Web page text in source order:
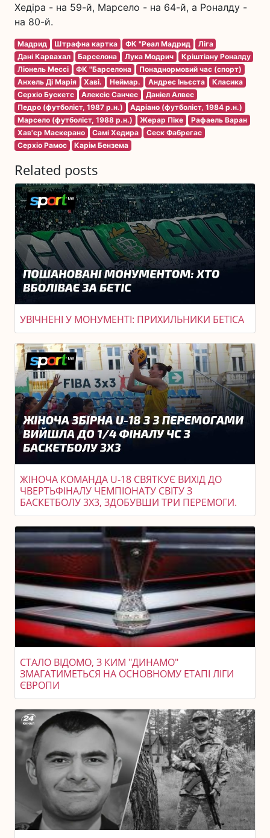
Хедіра - на 59-й, Марсело - на 64-й, а Роналду -
на 80-й.
Мадрид Штрафна картка ФК "Реал Мадрид
Ліга
Дані Карвахал
Барселона Лука Модрич
Кріштіану Роналду
Ліонель Мессі
ФК "Барселона
Понаднормовий час (спорт)
Анхель Ді Марія
Хаві. Неймар. Андрес Іньєста
Класика
Серхіо Бускетс
Алексіс Санчес
Даніел Алвес
Педро (футболіст, 1987 р.н.)
Адріано (футболіст, 1984 р.н.)
Марсело (футболіст, 1988 р.н.)
Жерар Піке
Рафаель Варан
Хав'єр Маскерано
Самі Хедира
Сеск Фабрегас
Серхіо Рамос
Карім Бензема
Related posts
УВІЧНЕНІ У МОНУМЕНТІ: ПРИХИЛЬНИКИ БЕТІСА
ЖІНОЧА КОМАНДА U-18 СВЯТКУЄ ВИХІД ДО
ЧВЕРТЬФІНАЛУ ЧЕМПІОНАТУ СВІТУ З
БАСКЕТБОЛУ 3X3, ЗДОБУВШИ ТРИ ПЕРЕМОГИ.
СТАЛО ВІДОМО, З КИМ "ДИНАМО"
ЗМАГАТИМЕТЬСЯ НА ОСНОВНОМУ ЕТАПІ ЛІГИ
ЄВРОПИ